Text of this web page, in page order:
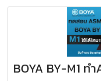
BOYA BY-M1 ทำ